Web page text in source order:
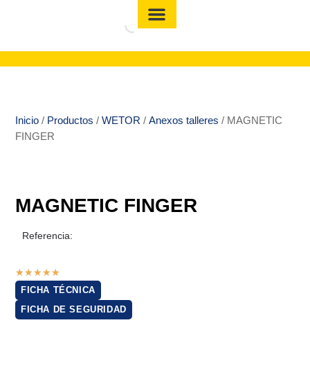
Inicio / Productos / WETOR / Anexos talleres / MAGNETIC
FINGER
MAGNETIC FINGER
Referencia:
★★★★★
FICHA TÉCNICA
FICHA DE SEGURIDAD